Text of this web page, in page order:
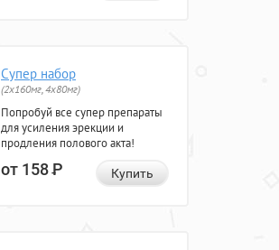
Супер набор
(2х160мг, 4х80мг)
Попробуй все супер препараты
для усиления эрекции и
продления полового акта!
от 158Р Купить